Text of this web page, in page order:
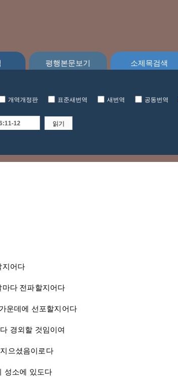
평행본문보기 소제목검색
개역개정판 표준새번역 새번역 공동번역
지어다
다 전파할지어다
운데에 선포할지어다
경외할 것임이여
으셨음이로다
성소에 있도다